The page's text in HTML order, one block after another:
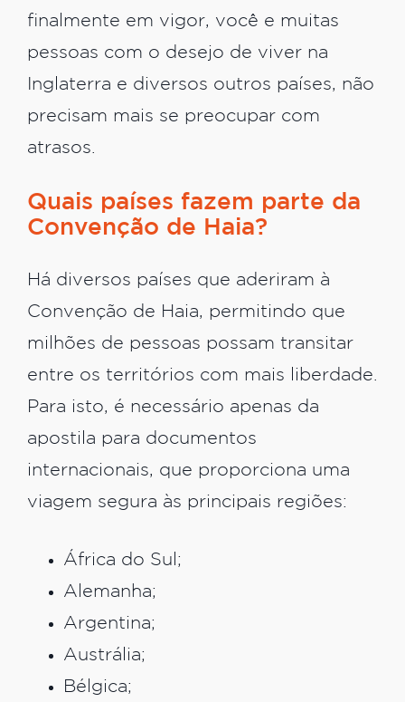
finalmente em vigor, você e muitas
pessoas com o desejo de viver na
Inglaterra e diversos outros países, não
precisam mais se preocupar com
atrasos.
Quais países fazem parte da
Convenção de Haia?
Há diversos países que aderiram à
Convenção de Haia, permitindo que
milhões de pessoas possam transitar
entre os territórios com mais liberdade.
Para isto, é necessário apenas da
apostila para documentos
internacionais, que proporciona uma
viagem segura às principais regiões:
África do Sul;
Alemanha;
Argentina;
Austrália;
Bélgica;